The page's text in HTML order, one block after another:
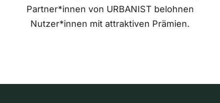
Partner*innen von URBANIST belohnen
Nutzer*innen mit attraktiven Prämien.